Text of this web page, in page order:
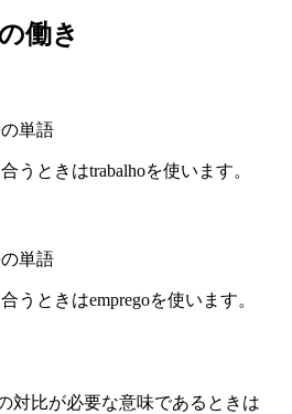
働き
単語
うときはtrabalhoを使います。
単語
うときはempregoを使います。
対比が必要な意味であるときは